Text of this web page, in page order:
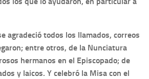
agradeció todos los llamados, correos
entre otros, de la Nunciatura
hermanos en el Episcopado; de
y laicos. Y celebró la Misa con el